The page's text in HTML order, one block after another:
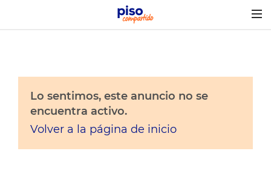
Lo sentimos, este anuncio no se
encuentra activo.
Volver a la página de inicio